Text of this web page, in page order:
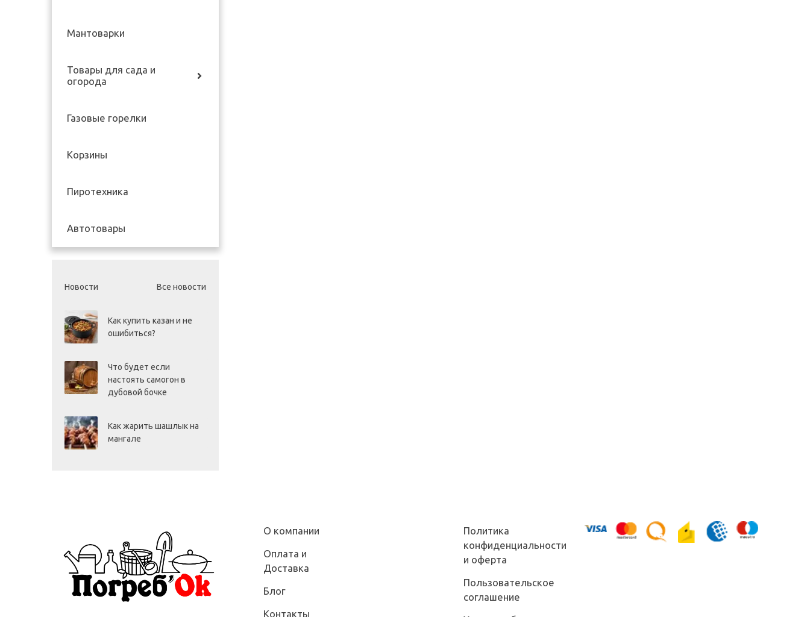
Мантоварки
Товары для сада и
огорода
Газовые горелки
Корзины
Пиротехника
Автотовары
Новости Все новости
Как купить казан и не
ошибиться?
Что будет если
настоять самогон в
дубовой бочке
Как жарить шашлык на
мангале
О компании
Оплата и
Доставка
Блог
Контакты
Политика
конфиденциальности
и оферта
Пользовательское
соглашение